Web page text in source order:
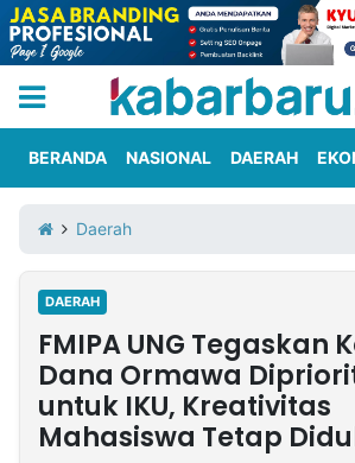
Iklan
Berita
Kami
Nasional
International
Olahraga
Entertainment
Daerah
Pariwisata
Kuliner
Kolom
Network
BERANDA NASIONAL DAERAH
Daerah
DAERAH
FMIPA UNG Tegaskan
Dana Ormawa
untuk IKU, Kreativitas
Mahasiswa Tetap